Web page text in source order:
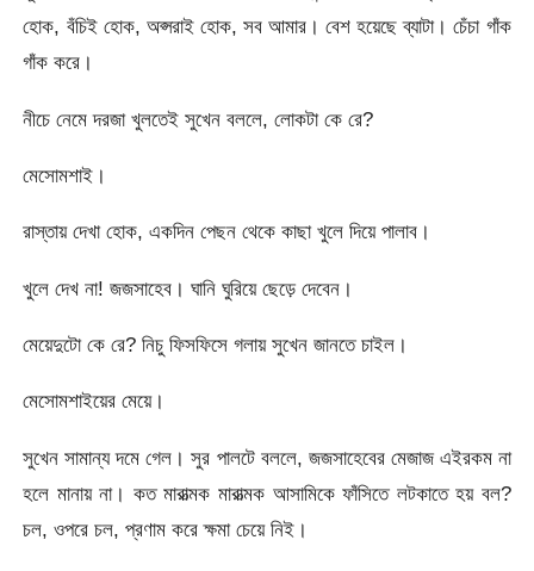
হোক, বঁচিই হোক, অপ্সরাই হোক, সব আমার। বেশ হয়েছে ব্যাটা। চেঁচা গাঁক
গাঁক করে।
নীচে নেমে দরজা খুলতেই সুখেন বললে, লোকটা কে রে?
মেসোমশাই।
রাস্তায় দেখা হোক, একদিন পেছন থেকে কাছা খুলে দিয়ে পালাব।
খুলে দেখ না! জজসাহেব। ঘানি ঘুরিয়ে ছেড়ে দেবেন।
মেয়েদুটো কে রে? নিচু ফিসফিসে গলায় সুখেন জানতে চাইল।
মেসোমশাইয়ের মেয়ে।
সুখেন সামান্য দমে গেল। সুর পালটে বললে, জজসাহেবের মেজাজ এইরকম না
হলে মানায় না। কত মারাত্মক মারাত্মক আসামিকে ফাঁসিতে লটকাতে হয় বল?
চল, ওপরে চল, প্রণাম করে ক্ষমা চেয়ে নিই।